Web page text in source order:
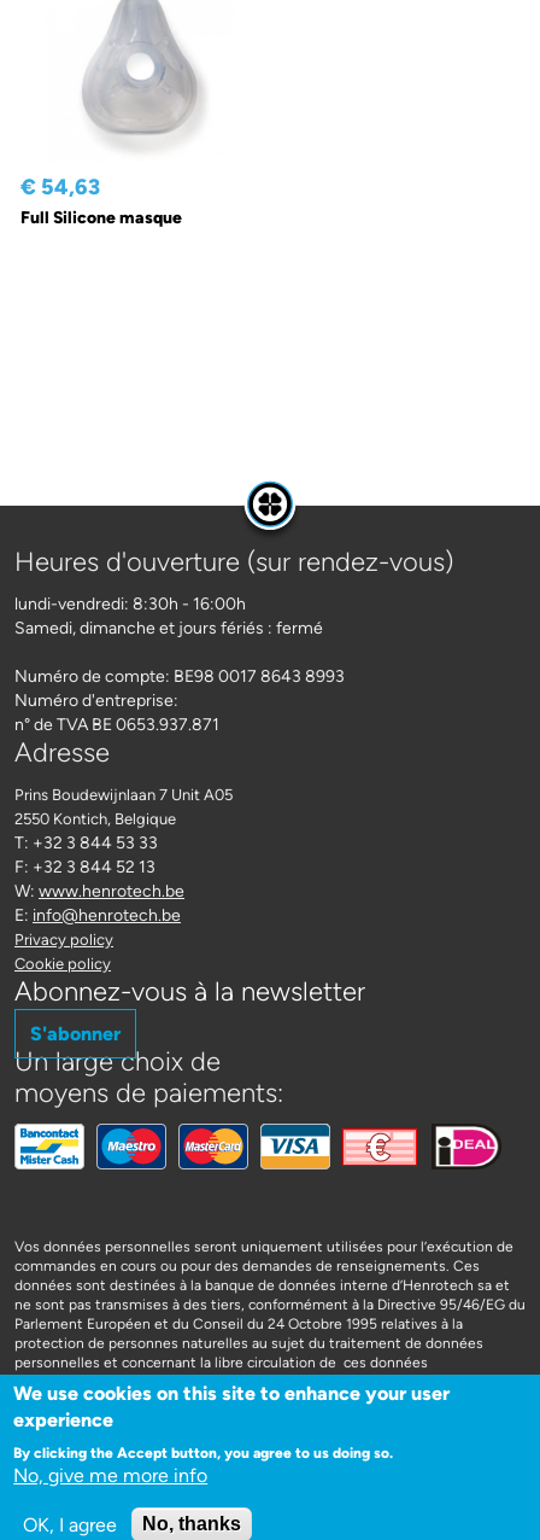
€ 54,63
Full Silicone masque
Heures d'ouverture (sur rendez-vous)
lundi-vendredi: 8:30h - 16:00h
Samedi, dimanche et jours fériés : fermé
Numéro de compte: BE98 0017 8643 8993
Numéro d'entreprise:
n° de TVA BE 0653.937.871
Adresse
Prins Boudewijnlaan 7 Unit A05
2550 Kontich, Belgique
T: +32 3 844 53 33
F: +32 3 844 52 13
W: www.henrotech.be
E: info@henrotech.be
Privacy policy
Cookie policy
Abonnez-vous à la newsletter
S'abonner
Un large choix de
moyens de paiements:
Vos données personnelles seront uniquement utilisées pour l’exécution de
commandes en cours ou pour des demandes de renseignements. Ces
données sont destinées à la banque de données interne d’Henrotech sa et
ne sont pas transmises à des tiers, conformément à la Directive 95/46/EG du
Parlement Européen et du Conseil du 24 Octobre 1995 relatives à la
protection de personnes naturelles au sujet du traitement de données
personnelles et concernant la libre circulation de ces données
We use cookies on this site to enhance your user
experience
By clicking the Accept button, you agree to us doing so.
No, give me more info
OK, I agree No, thanks